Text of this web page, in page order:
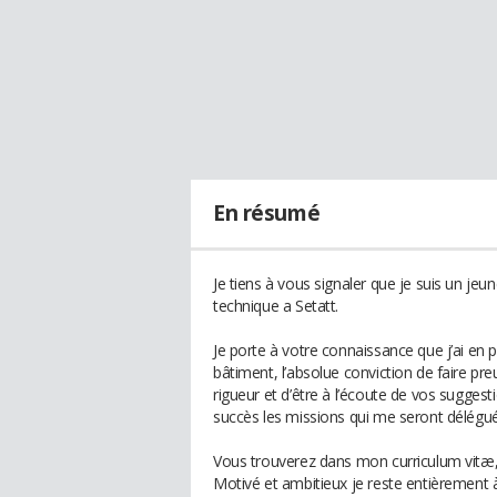
En résumé
Je tiens à vous signaler que je suis un
technique a Setatt.
Je porte à votre connaissance que j’ai
bâtiment, l’absolue conviction de faire
rigueur et d’être à l’écoute de vos
succès les missions qui me seront
Vous trouverez dans mon curriculum
Motivé et ambitieux je reste